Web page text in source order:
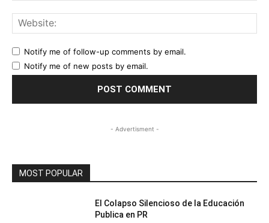
Notify me of follow-up comments by email.
Notify me of new posts by email.
- Advertisment -
MOST POPULAR
El Colapso Silencioso de la Educación
Publica en PR